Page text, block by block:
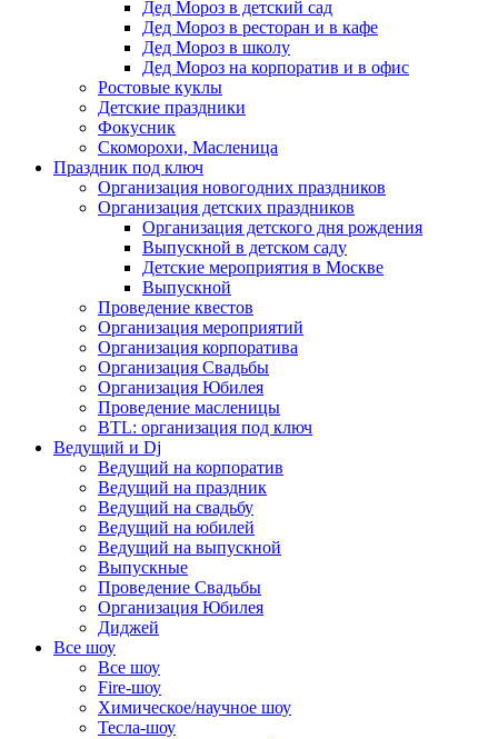
Дед Мороз в детский сад
Дед Мороз в ресторан и в кафе
Дед Мороз в школу
Дед Мороз на корпоратив и в офис
Ростовые куклы
Детские праздники
Фокусник
Скоморохи, Масленица
Праздник под ключ
Организация новогодних праздников
Организация детских праздников
Организация детского дня рождения
Выпускной в детском саду
Детские мероприятия в Москве
Выпускной
Проведение квестов
Организация мероприятий
Организация корпоратива
Организация Свадьбы
Организация Юбилея
Проведение масленицы
BTL: организация под ключ
Ведущий и Dj
Ведущий на корпоратив
Ведущий на праздник
Ведущий на свадьбу
Ведущий на юбилей
Ведущий на выпускной
Выпускные
Проведение Свадьбы
Организация Юбилея
Диджей
Все шоу
Все шоу
Fire-шоу
Химическое/научное шоу
Тесла-шоу